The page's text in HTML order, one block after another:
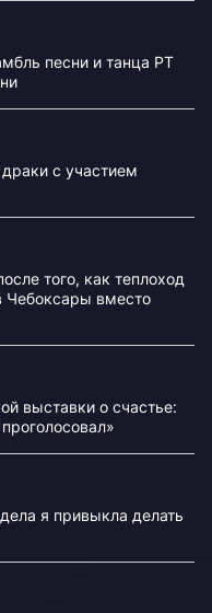
песни и танца РТ
с участием
того, как теплоход
Чебоксары вместо
выставки о счастье:
я привыкла делать